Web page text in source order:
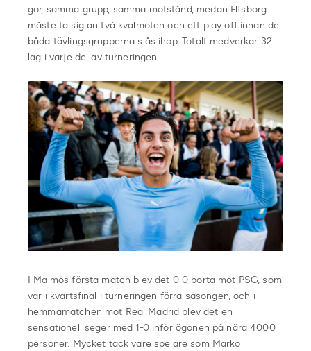
gör, samma grupp, samma motstånd, medan Elfsborg
måste ta sig an två kvalmöten och ett play off innan de
båda tävlingsgrupperna slås ihop. Totalt medverkar 32
lag i varje del av turneringen.
I Malmös första match blev det 0-0 borta mot PSG, som
var i kvartsfinal i turneringen förra säsongen, och i
hemmamatchen mot Real Madrid blev det en
sensationell seger med 1-0 inför ögonen på nära 4000
personer. Mycket tack vare spelare som Marko